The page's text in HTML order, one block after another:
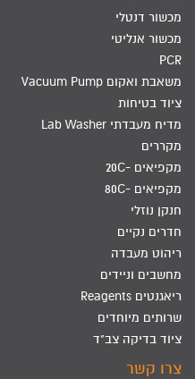
מכשור דנטלי
מכשור אנליטי
PCR
משאבת ואקום Vacuum Pump
ציוד בטיחות
מדיח מעבדתי Lab Washer
מקררים
מקפיאים -20C
מקפיאים -80C
חנקן נוזלי
חדרים נקיים
ריהוט מעבדה
מחשבים וניידים
ריאגנטים Reagents
שרותים מיוחדים
ציוד בדיקה צב"ד
צרו קשר